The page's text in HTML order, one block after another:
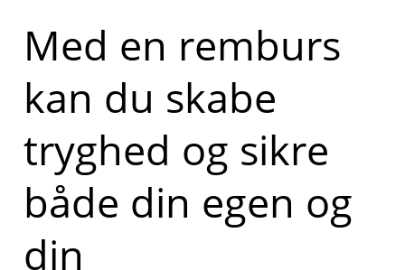
Med en remburs
kan du skabe
tryghed og sikre
både din egen og
din